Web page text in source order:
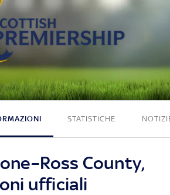
1 - 1
STATISTICHE
County,
ufficiali